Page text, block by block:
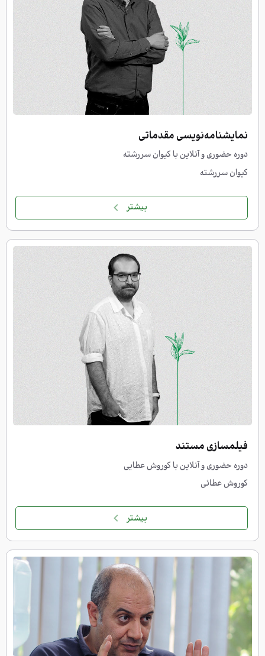
نمایشنامه‌نویسی مقدماتی
دوره حضوری و آنلاین با کیوان سررشته
کیوان سررشته
بیشتر
فیلمسازی مستند
دوره حضوری و آنلاین با کوروش عطایی
کوروش عطائی
بیشتر